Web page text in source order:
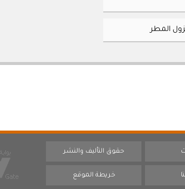
المطر
حقوق التأليف والنشر
خريطة الموقع